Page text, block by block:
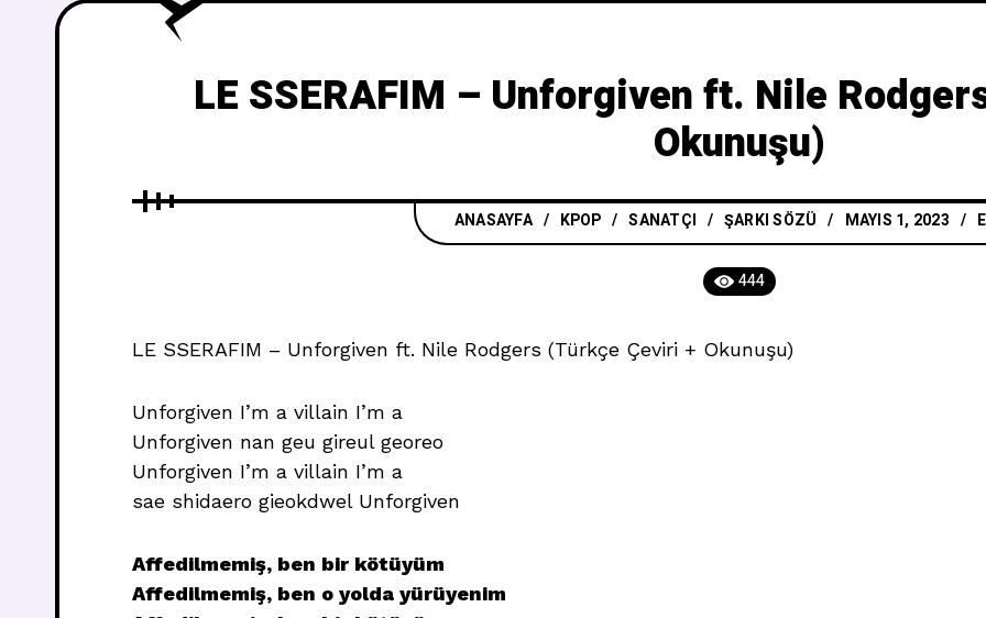
LE SSERAFIM – Unforgiven ft. Nile
Okunuşu)
ANASAYFA/ KPOP /SANATÇI / ŞARKI SÖZÜ MAYIS 1, 2023
444
LE SSERAFIM – Unforgiven ft. Nile Rodgers (Türkçe Çeviri + Okunuşu)
Unforgiven I’m a villain I’m a
Unforgiven nan geu gireul georeo
Unforgiven I’m a villain I’m a
sae shidaero gieokdwel Unforgiven
Affedilmemiş, ben bir kötüyüm
Affedilmemiş, ben o yolda yürüyenim